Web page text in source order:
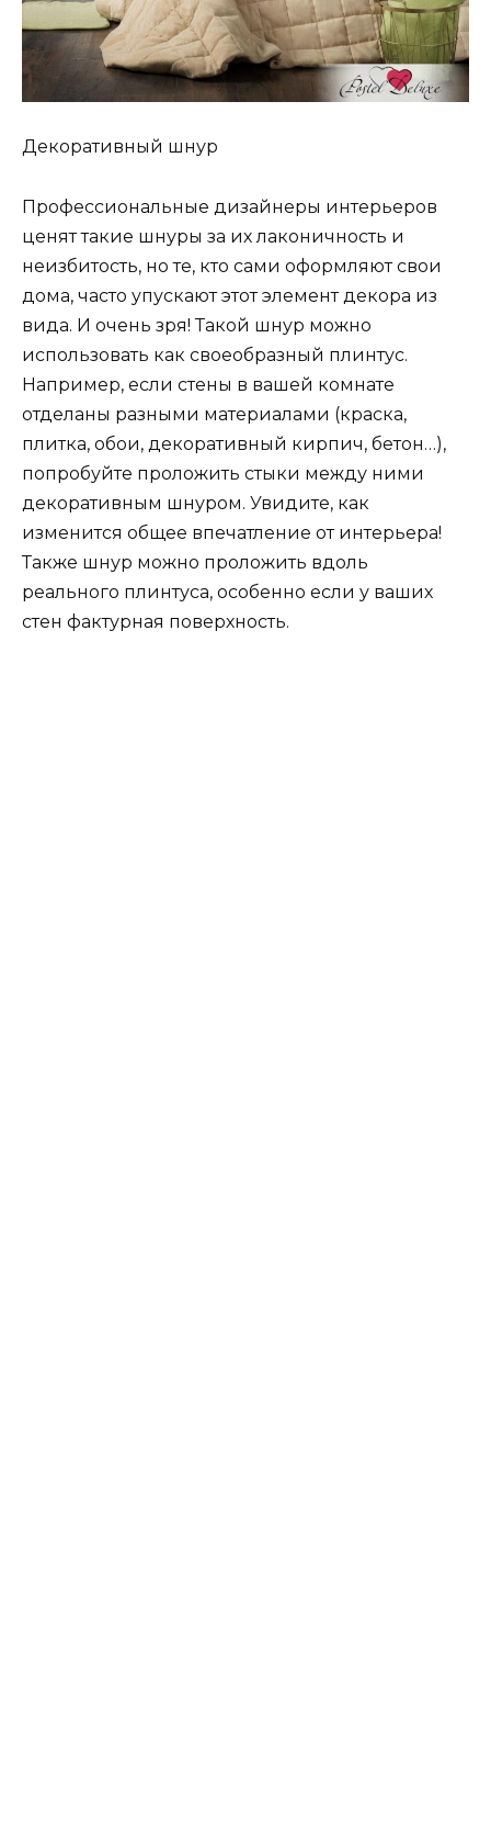
Декоративный шнур
Профессиональные дизайнеры интерьеров
ценят такие шнуры за их лаконичность и
неизбитость, но те, кто сами оформляют свои
дома, часто упускают этот элемент декора из
вида. И очень зря! Такой шнур можно
использовать как своеобразный плинтус.
Например, если стены в вашей комнате
отделаны разными материалами (краска,
плитка, обои, декоративный кирпич, бетон…),
попробуйте проложить стыки между ними
декоративным шнуром. Увидите, как
изменится общее впечатление от интерьера!
Также шнур можно проложить вдоль
реального плинтуса, особенно если у ваших
стен фактурная поверхность.